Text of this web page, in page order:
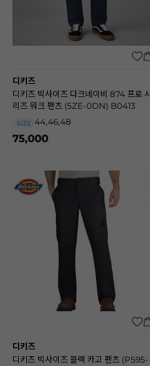
디키즈
디키즈 빅사이즈 다크네이비 874 프로 시
리즈 워크 팬츠 (5ZE-0DN) B0413
SIZE 44,46,48
75,000
디키즈
디키즈 빅사이즈 블랙 카고 팬츠 (P595-